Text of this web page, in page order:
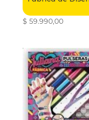
$ 59.990,00